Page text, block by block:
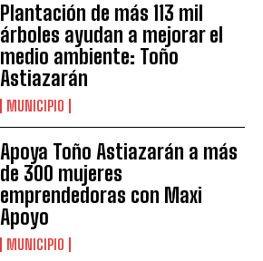
Plantación de más 113 mil
árboles ayudan a mejorar el
medio ambiente: Toño
Astiazarán
MUNICIPIO
Apoya Toño Astiazarán a más
de 300 mujeres
emprendedoras con Maxi
Apoyo
MUNICIPIO